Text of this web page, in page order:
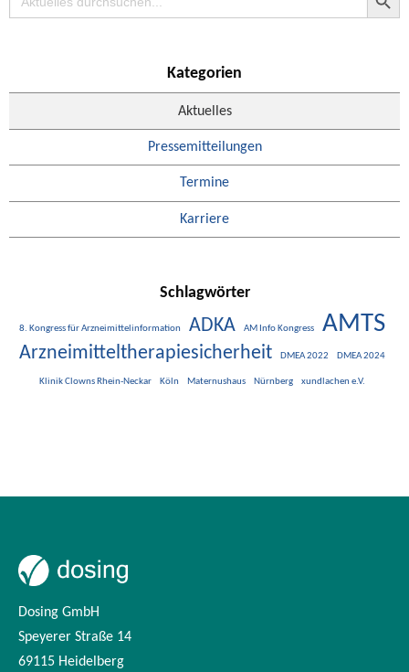
Kategorien
Aktuelles
Pressemitteilungen
Termine
Karriere
Schlagwörter
8. Kongress für Arzneimittelinformation ADKA AM Info Kongress AMTS
Arzneimitteltherapiesicherheit DMEA 2022 DMEA 2024
Klinik Clowns Rhein-Neckar Köln Maternushaus Nürnberg xundlachen e.V.
Dosing GmbH
Speyerer Straße 14
69115 Heidelberg